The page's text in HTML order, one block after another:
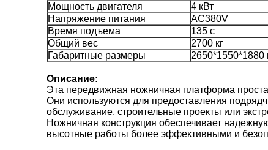
Мощность двигателя
4 кВт
Напряжение питания
AC380V
Время подъема
135 с
Общий вес
2700 кг
Габаритные размеры
2650*1550*1880
Описание:
Эта передвижная ножничная платформа
Они используются для предоставления
обслуживание, строительные проекты или
Ножничная конструкция обеспечивает
высотные работы более эффективными и